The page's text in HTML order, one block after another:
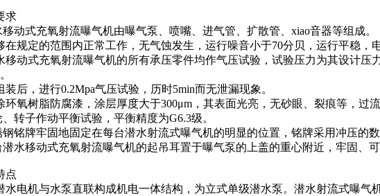
求
动式充氧射流曝气机由曝气泵、喷嘴、进气管、扩散管、xiao音器等组成。
规定的范围内正常工作，无气蚀发生，运行噪音小于70分贝，运行平稳，
动式充氧射流曝气机的所有承压零件均作气压试验，试验压力为其设计压
后，进行0.2Mpa气压试验，历时5min而无泄漏现象。
氧树脂防腐漆，涂层厚度大于300μm，其表面光亮，无砂眼、裂痕等，过
转子作动平衡试验，平衡精度为G6.3级。
铭牌牢固地固定在每台潜水射流式曝气机的明显的位置，铭牌采用冲压的数
水移动式充氧射流曝气机的起吊耳置于曝气泵的上盖的重心附近，牢固、可
点
电机与水泵直联构成机电一体结构，为立式单级潜水泵。潜水射流式曝气